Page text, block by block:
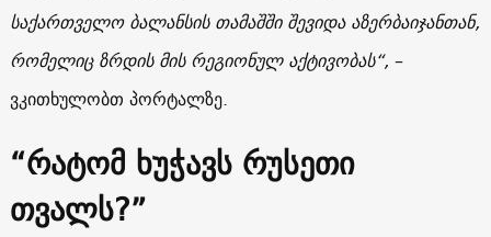
საქართველო ბალანსის თამაშში შევიდა აზერბაიჯანთან,
რომელიც ზრდის მის რეგიონულ აქტივობას“, –
ვკითხულობთ პორტალზე.
“რატომ ხუჭავს რუსეთი
თვალს?”